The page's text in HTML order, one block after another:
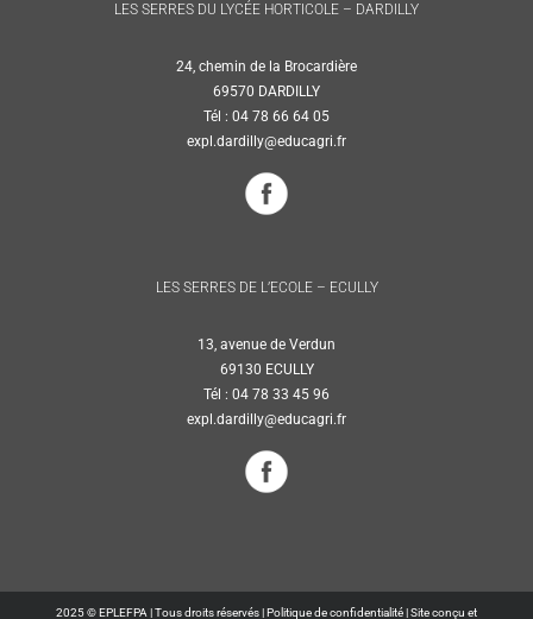
LES SERRES DU LYCÉE HORTICOLE – DARDILLY
24, chemin de la Brocardière
69570 DARDILLY
Tél : 04 78 66 64 05
expl.dardilly@educagri.fr
LES SERRES DE L’ECOLE – ECULLY
13, avenue de Verdun
69130 ECULLY
Tél : 04 78 33 45 96
expl.dardilly@educagri.fr
2025 © EPLEFPA | Tous droits réservés |Politique de confidentialité|Site conçu et